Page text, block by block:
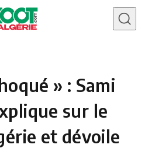
» : Sami
sur le
et dévoile